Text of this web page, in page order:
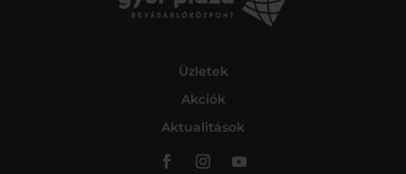
Üzletek
Akciók
Aktualitások